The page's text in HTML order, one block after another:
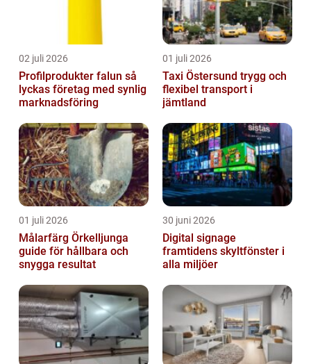
02 juli 2026
Profilprodukter falun så
lyckas företag med synlig
marknadsföring
01 juli 2026
Taxi Östersund trygg och
flexibel transport i
jämtland
01 juli 2026
Målarfärg Örkelljunga
guide för hållbara och
snygga resultat
30 juni 2026
Digital signage
framtidens skyltfönster i
alla miljöer